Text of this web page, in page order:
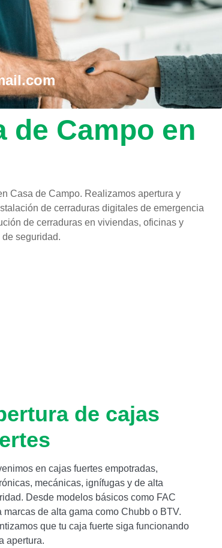
de Campo en
Casa de Campo. Realizamos apertura y
de cerraduras digitales de emergencia
de cerraduras en viviendas, oficinas y
seguridad.
de cajas
en cajas fuertes empotradas,
mecánicas, ignífugas y de alta
Desde modelos básicos como FAC
marcas de alta gama como Chubb o BTV.
que tu caja fuerte siga funcionando
apertura.